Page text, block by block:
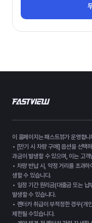
이 홈페이지는 패스트뷰가 운영합니
• [만기 시 차량 구매] 옵션을 선택
과금이 발생할 수 있으며, 이는 고
• 차량 반납 시, 약정 거리를 초과
생할 수 있습니다.
• 일정 기간 원리금(대출금 또는
발생할 수 있습니다.
• 렌터카 취급이 부적정한 경우(개
제한될 수있습니다.